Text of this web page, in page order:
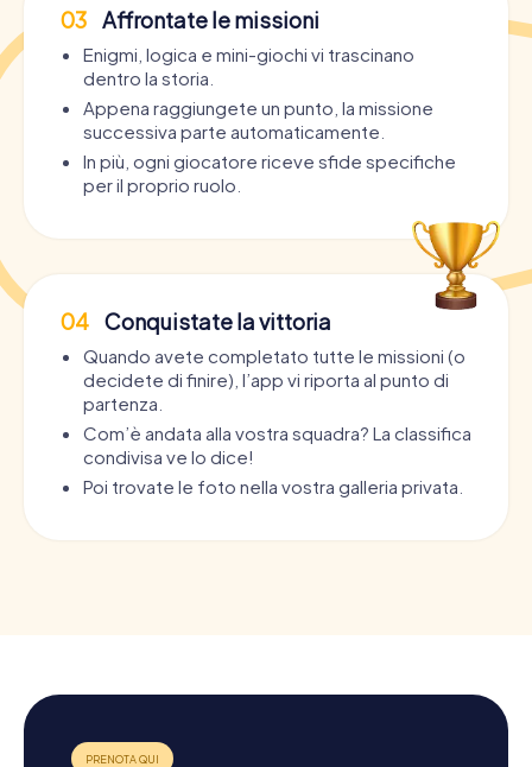
03 Affrontate le missioni
Enigmi, logica e mini-giochi vi trascinano
dentro la storia.
Appena raggiungete un punto, la missione
successiva parte automaticamente.
In più, ogni giocatore riceve sfide specifiche
per il proprio ruolo.
04 Conquistate la vittoria
Quando avete completato tutte le missioni (o
decidete di finire), l’app vi riporta al punto di
partenza.
Com’è andata alla vostra squadra? La classifica
condivisa ve lo dice!
Poi trovate le foto nella vostra galleria privata.